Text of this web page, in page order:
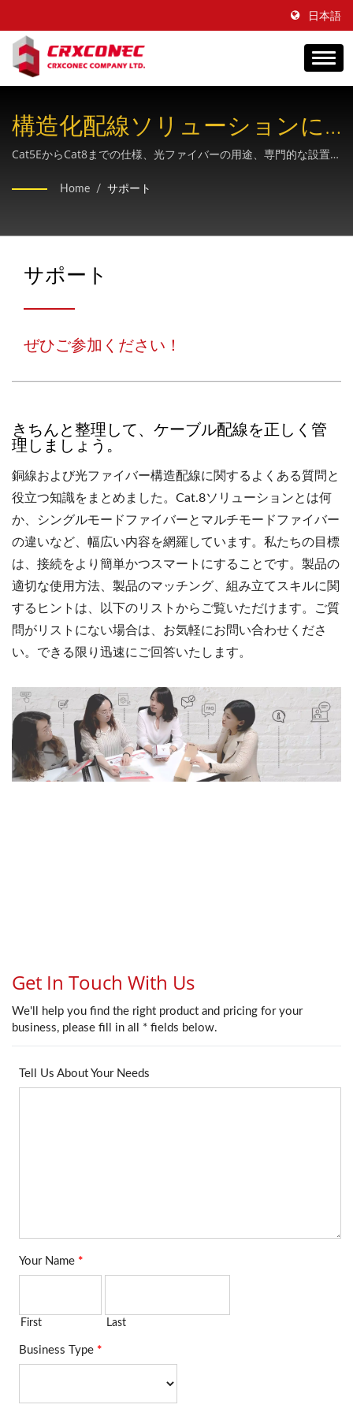
日本語
構造化配線ソリューションに
関する専門家によるサポート
と知識ハブ
Cat5EからCat8までの仕様、光ファイバーの用途、専門的な設置技
的なガイダンス。
Home / サポート
サポート
ぜひご参加ください！
きちんと整理して、ケーブル配線を正しく管
理しましょう。
銅線および光ファイバー構造配線に関するよくある質問と
役立つ知識をまとめました。Cat.8ソリューションとは何
か、シングルモードファイバーとマルチモードファイバー
の違いなど、幅広い内容を網羅しています。私たちの目標
は、接続をより簡単かつスマートにすることです。製品の
適切な使用方法、製品のマッチング、組み立てスキルに関
するヒントは、以下のリストからご覧いただけます。ご質
問がリストにない場合は、お気軽にお問い合わせくださ
い。できる限り迅速にご回答いたします。